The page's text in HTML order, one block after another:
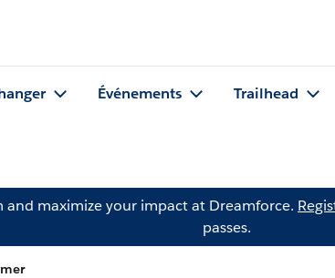
Événements Trailhead
and maximize your impact at Dreamforce.
passes.